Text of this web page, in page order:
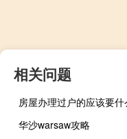
相关问题
华沙warsaw攻略